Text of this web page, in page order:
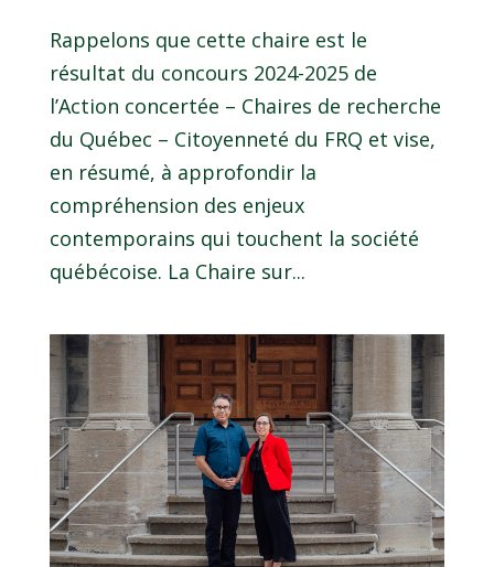
Rappelons que cette chaire est le
résultat du concours 2024-2025 de
l’Action concertée – Chaires de recherche
du Québec – Citoyenneté du FRQ et vise,
en résumé, à approfondir la
compréhension des enjeux
contemporains qui touchent la société
québécoise. La Chaire sur...